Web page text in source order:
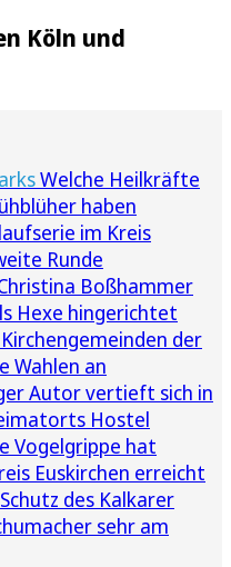
Köln und
Welche Heilkräfte
haben
im Kreis
Runde
Boßhammer
Hexe hingerichtet
der
Wahlen an
Autor vertieft sich in
Hostel
Vogelgrippe hat
Euskirchen erreicht
des Kalkarer
sehr am